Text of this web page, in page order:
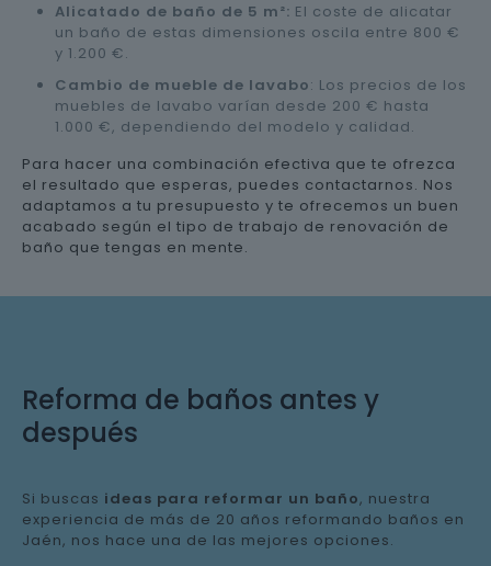
Alicatado de baño de 5 m²: El coste de alicatar
un baño de estas dimensiones oscila entre 800 €
y 1.200 €.
Cambio de mueble de lavabo: Los precios de los
muebles de lavabo varían desde 200 € hasta
1.000 €, dependiendo del modelo y calidad.
Para hacer una combinación efectiva que te ofrezca
el resultado que esperas, puedes contactarnos. Nos
adaptamos a tu presupuesto y te ofrecemos un buen
acabado según el tipo de trabajo de renovación de
baño que tengas en mente.
Reforma de baños antes y
después
Si buscas ideas para reformar un baño, nuestra
experiencia de más de 20 años reformando baños en
Jaén, nos hace una de las mejores opciones.